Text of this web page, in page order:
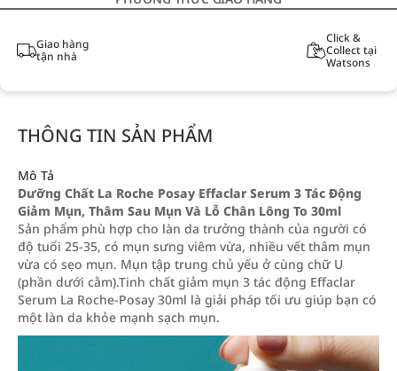
Giao hàng
tận nhà
Click &
Collect tại
Watsons
THÔNG TIN SẢN PHẨM
Mô Tả
Dưỡng Chất La Roche Posay Effaclar Serum 3 Tác Động
Giảm Mụn, Thâm Sau Mụn Và Lỗ Chân Lông To 30ml
Sản phẩm phù hợp cho làn da trưởng thành của người có
độ tuổi 25-35, có mụn sưng viêm vừa, nhiều vết thâm mụn
vừa có sẹo mụn. Mụn tập trung chủ yếu ở cùng chữ U
(phần dưới cằm).Tinh chất giảm mụn 3 tác động Effaclar
Serum La Roche-Posay 30ml là giải pháp tối ưu giúp bạn có
một làn da khỏe mạnh sạch mụn.